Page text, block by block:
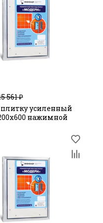
561 ₽
усиленный
нажимной